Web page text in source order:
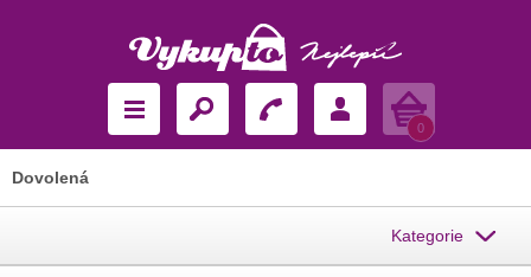
Košík
0
Dovolená
Kategorie